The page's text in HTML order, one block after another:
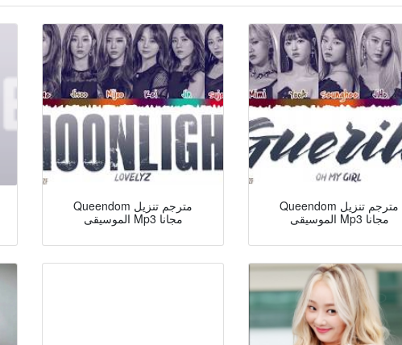
Queendom مترجم تنزيل
الموسيقى Mp3 مجانا
Queendom مترجم تنزيل
الموسيقى Mp3 مجانا